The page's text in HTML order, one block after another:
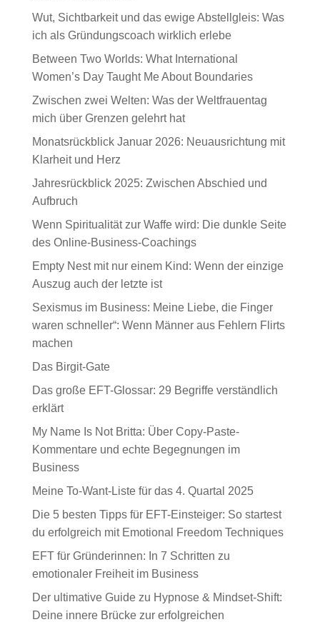
Wut, Sichtbarkeit und das ewige Abstellgleis: Was
ich als Gründungscoach wirklich erlebe
Between Two Worlds: What International
Women’s Day Taught Me About Boundaries
Zwischen zwei Welten: Was der Weltfrauentag
mich über Grenzen gelehrt hat
Monatsrückblick Januar 2026: Neuausrichtung mit
Klarheit und Herz
Jahresrückblick 2025: Zwischen Abschied und
Aufbruch
Wenn Spiritualität zur Waffe wird: Die dunkle Seite
des Online-Business-Coachings
Empty Nest mit nur einem Kind: Wenn der einzige
Auszug auch der letzte ist
Sexismus im Business: Meine Liebe, die Finger
waren schneller“: Wenn Männer aus Fehlern Flirts
machen
Das Birgit-Gate
Das große EFT-Glossar: 29 Begriffe verständlich
erklärt
My Name Is Not Britta: Über Copy-Paste-
Kommentare und echte Begegnungen im
Business
Meine To-Want-Liste für das 4. Quartal 2025
Die 5 besten Tipps für EFT-Einsteiger: So startest
du erfolgreich mit Emotional Freedom Techniques
EFT für Gründerinnen: In 7 Schritten zu
emotionaler Freiheit im Business
Der ultimative Guide zu Hypnose & Mindset-Shift:
Deine innere Brücke zur erfolgreichen